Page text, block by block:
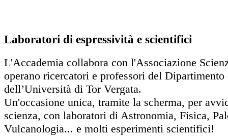
Laboratori di espressività e scientifici
L'Accademia collabora con l'Associazione
operano ricercatori e professori del
dell’Università di Tor Vergata.
Un'occasione unica, tramite la scherma, per
scienza, con laboratori di Astronomia, Fisica,
Vulcanologia... e molti esperimenti scientifici!